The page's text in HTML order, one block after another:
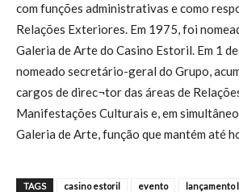
com funções administrativas e como
Relações Exteriores. Em 1975, foi
Galeria de Arte do Casino Estoril. Em 1
nomeado secretário-geral do Grupo,
cargos de direc¬tor das áreas de
Manifestações Culturais e, em
Galeria de Arte, função que mantém até
TAGS casino estoril evento
lançamento